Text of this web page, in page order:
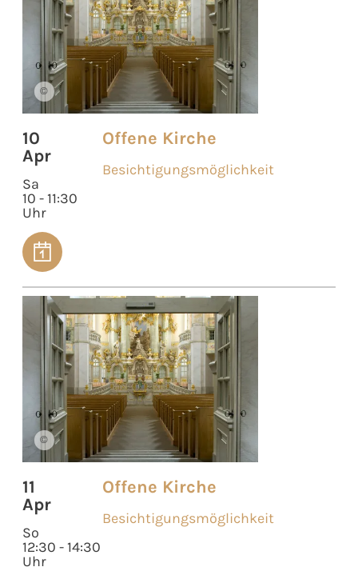
©
10
Apr
Sa
10 - 11:30
Uhr
Offene Kirche
Besichtigungsmöglichkeit
©
11
Apr
So
12:30 - 14:30
Uhr
Offene Kirche
Besichtigungsmöglichkeit